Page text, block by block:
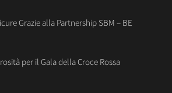
Grazie alla Partnership SBM – BE
per il Gala della Croce Rossa